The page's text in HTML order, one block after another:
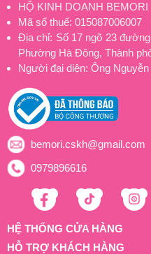
HỘ KINH DOANH BEMORI
Mã số thuế: 015087006007
Địa chỉ: Số 17 ngõ 23
Phường Hà Đông, Thành
Người đại diện: Ông Nguyễn
bemori.cskh@gmail.com
0979896616
HỆ THỐNG CỬA HÀNG
HỖ TRỢ KHÁCH HÀNG